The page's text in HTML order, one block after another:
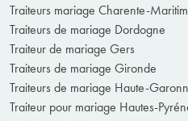
Traiteurs mariage Charente-
Traiteurs de mariage Dordogne
Traiteur de mariage Gers
Traiteurs de mariage Gironde
Traiteurs de mariage Haute-
Traiteur pour mariage Hautes-